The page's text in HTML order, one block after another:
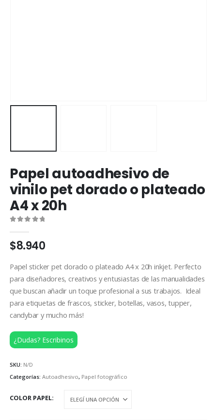
Papel autoadhesivo de
vinilo pet dorado o plateado
A4 x 20h
$8.940
Papel sticker pet dorado o plateado A4 x 20h inkjet. Perfecto
para diseñadores, creativos y entusiastas de las manualidades
que buscan añadir un toque profesional a sus trabajos. Ideal
para etiquetas de frascos, sticker, botellas, vasos, tupper,
candybar y mucho más!
¿Dudas? Escribinos
SKU: N/D
Categorías: Autoadhesivo, Papel fotográfico
COLOR PAPEL